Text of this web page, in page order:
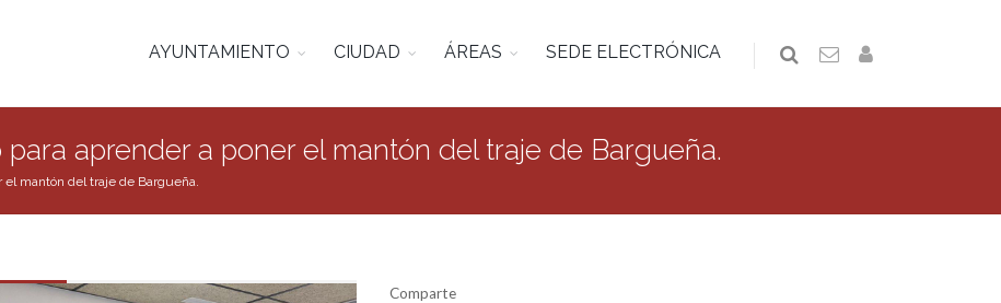
AYUNTAMIENTO CIUDAD ÁREAS SEDE ELECTRÓNICA
aprender a poner el mantón del traje de Bargueña.
mantón del traje de Bargueña.
Comparte